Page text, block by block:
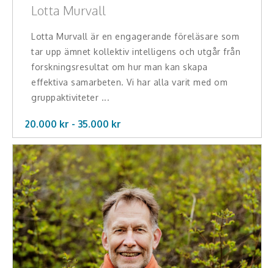
Lotta Murvall
Lotta Murvall är en engagerande föreläsare som
tar upp ämnet kollektiv intelligens och utgår från
forskningsresultat om hur man kan skapa
effektiva samarbeten. Vi har alla varit med om
gruppaktiviteter ...
20.000 kr - 35.000 kr